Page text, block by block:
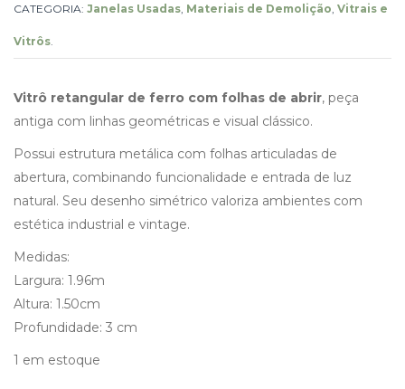
CATEGORIA: Janelas Usadas Materiais de Demolição Vitrais e
Vitrôs
Vitrô retangular de ferro com folhas de abrir, peça
antiga com linhas geométricas e visual clássico.
Possui estrutura metálica com folhas articuladas de
abertura, combinando funcionalidade e entrada de luz
natural. Seu desenho simétrico valoriza ambientes com
estética industrial e vintage.
Medidas:
Largura: 1.96m
Altura: 1.50cm
Profundidade: 3 cm
1 em estoque